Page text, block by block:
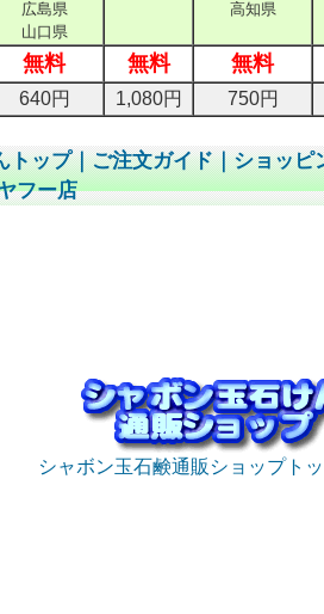
広島県
山口県
高知県
無料 無料 無料
640円 1,080円 750円
トップ｜ご注文ガイド｜ショッピ
フー店
シャボン玉石鹸通販ショップト